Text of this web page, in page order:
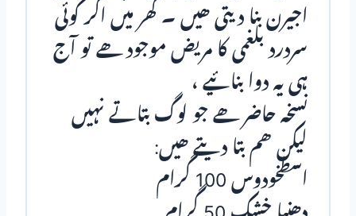
اجیرن بنا دیتی ھیں ۔ گھر میں اگر کوئی
سردرد بلغمی کا مریض موجود ھے تو آج
ہی یہ دوا بنائيـے ،
نسخہ حاضر ھے جو لوگ بتاتے نہیں
لیکن ھم بتا دیتے ھیں:
اسطخودوس 100 گرام